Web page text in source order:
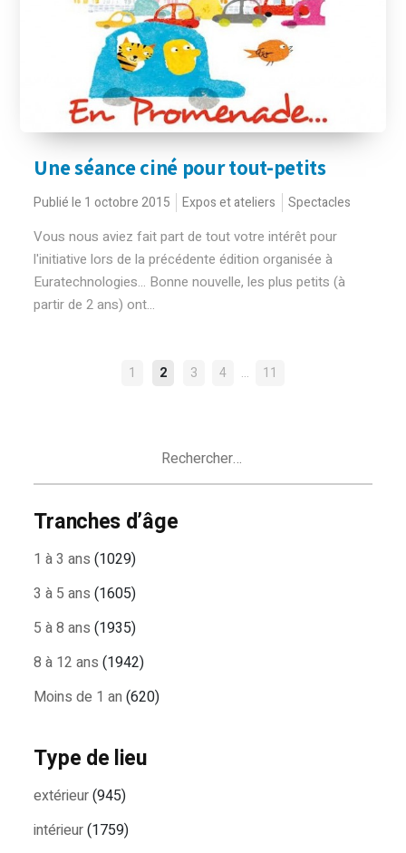
Une séance ciné pour tout-petits
Publié le 1 octobre 2015 Expos et ateliers Spectacles
Vous nous aviez fait part de tout votre intérêt pour
l'initiative lors de la précédente édition organisée à
Euratechnologies... Bonne nouvelle, les plus petits (à
partir de 2 ans) ont...
NAVIGATION
1 2 3 4 … 11
Tranches d’âge
1 à 3 ans (1029)
3 à 5 ans (1605)
5 à 8 ans (1935)
8 à 12 ans (1942)
Moins de 1 an (620)
Type de lieu
extérieur(945)
intérieur(1759)